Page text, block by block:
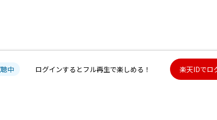
中 ログインするとフル再生で楽しめる！ 楽天IDでロ